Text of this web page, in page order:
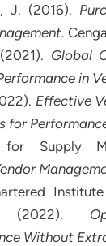
J. (2016).
.
Global
in
Effective
for
Supply
(2022).
Without